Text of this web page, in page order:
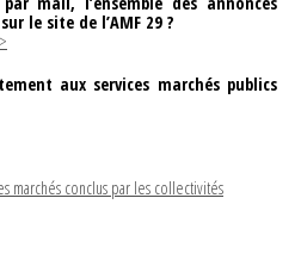
le site de l’AMF 29 ?
aux services marchés publics
marchés conclus par les collectivités